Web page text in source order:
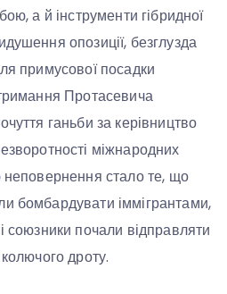
а й інструменти гібридної
опозиції, безглузда
примусової посадки
Протасевича
ганьби за керівництво
міжнародних
неповернення стало те, що
бомбардувати іммігрантами,
союзники почали відправляти
колючого дроту.